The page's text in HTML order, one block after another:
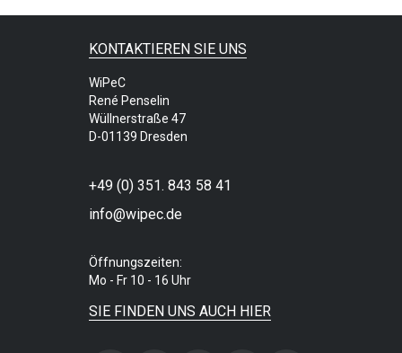
KONTAKTIEREN SIE UNS
WiPeC
René Penselin
Wüllnerstraße 47
D-01139 Dresden
+49 (0) 351. 843 58 41
info@wipec.de
Öffnungszeiten:
Mo - Fr 10 - 16 Uhr
SIE FINDEN UNS AUCH HIER